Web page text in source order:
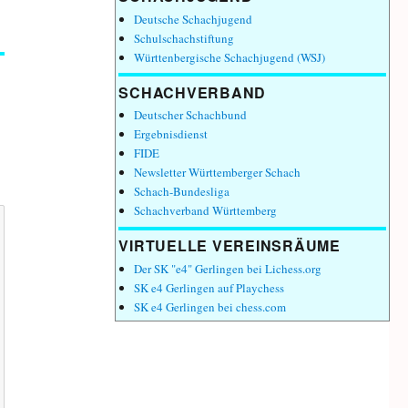
Deutsche Schachjugend
Schulschachstiftung
Württenbergische Schachjugend (WSJ)
SCHACHVERBAND
Deutscher Schachbund
Ergebnisdienst
FIDE
Newsletter Württemberger Schach
Schach-Bundesliga
Schachverband Württemberg
VIRTUELLE VEREINSRÄUME
Der SK "e4" Gerlingen bei Lichess.org
SK e4 Gerlingen auf Playchess
SK e4 Gerlingen bei chess.com